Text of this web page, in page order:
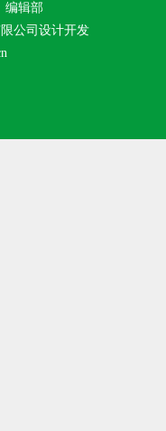
编辑部
公司设计开发